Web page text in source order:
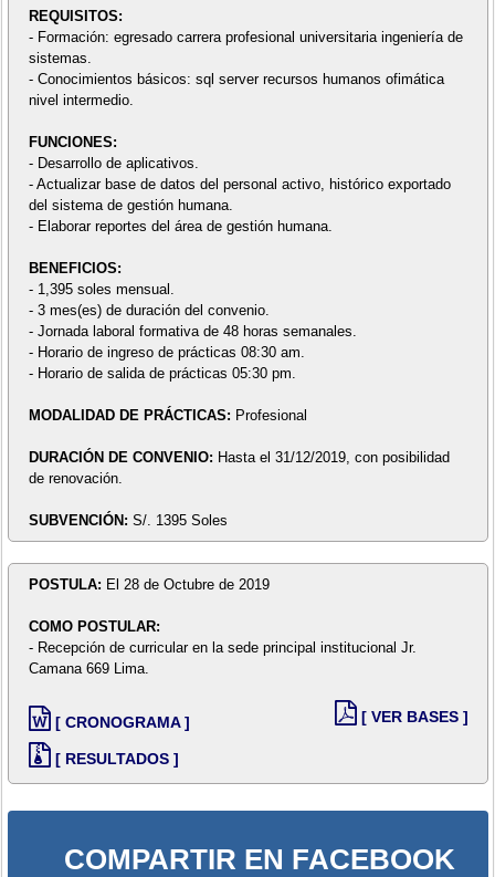
REQUISITOS:
- Formación: egresado carrera profesional universitaria ingeniería de
sistemas.
- Conocimientos básicos: sql server recursos humanos ofimática
nivel intermedio.
FUNCIONES:
- Desarrollo de aplicativos.
- Actualizar base de datos del personal activo, histórico exportado
del sistema de gestión humana.
- Elaborar reportes del área de gestión humana.
BENEFICIOS:
- 1,395 soles mensual.
- 3 mes(es) de duración del convenio.
- Jornada laboral formativa de 48 horas semanales.
- Horario de ingreso de prácticas 08:30 am.
- Horario de salida de prácticas 05:30 pm.
MODALIDAD DE PRÁCTICAS: Profesional
DURACIÓN DE CONVENIO: Hasta el 31/12/2019, con posibilidad
de renovación.
SUBVENCIÓN: S/. 1395 Soles
POSTULA: El 28 de Octubre de 2019
COMO POSTULAR:
- Recepción de curricular en la sede principal institucional Jr.
Camana 669 Lima.
[ CRONOGRAMA ]
[ RESULTADOS ]
[ VER BASES ]
COMPARTIR EN FACEBOOK